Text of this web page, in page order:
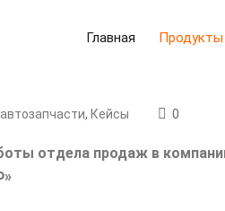
Главная Продукты
, Кейсы 0
отдела продаж в